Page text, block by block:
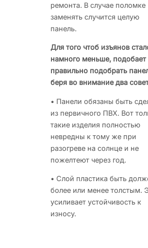
ремонта. В случае поломке
заменять случится целую
панель.
Для того чтоб изъянов
намного меньше, подобает
правильно подобрать
беря во внимание два
• Панели обязаны быть
из первичного ПВХ. Вот
такие изделия полностью
невредны к тому же при
разогреве на солнце и не
пожелтеют через год.
• Слой пластика быть
более или менее толстым.
усиливает устойчивость к
износу.